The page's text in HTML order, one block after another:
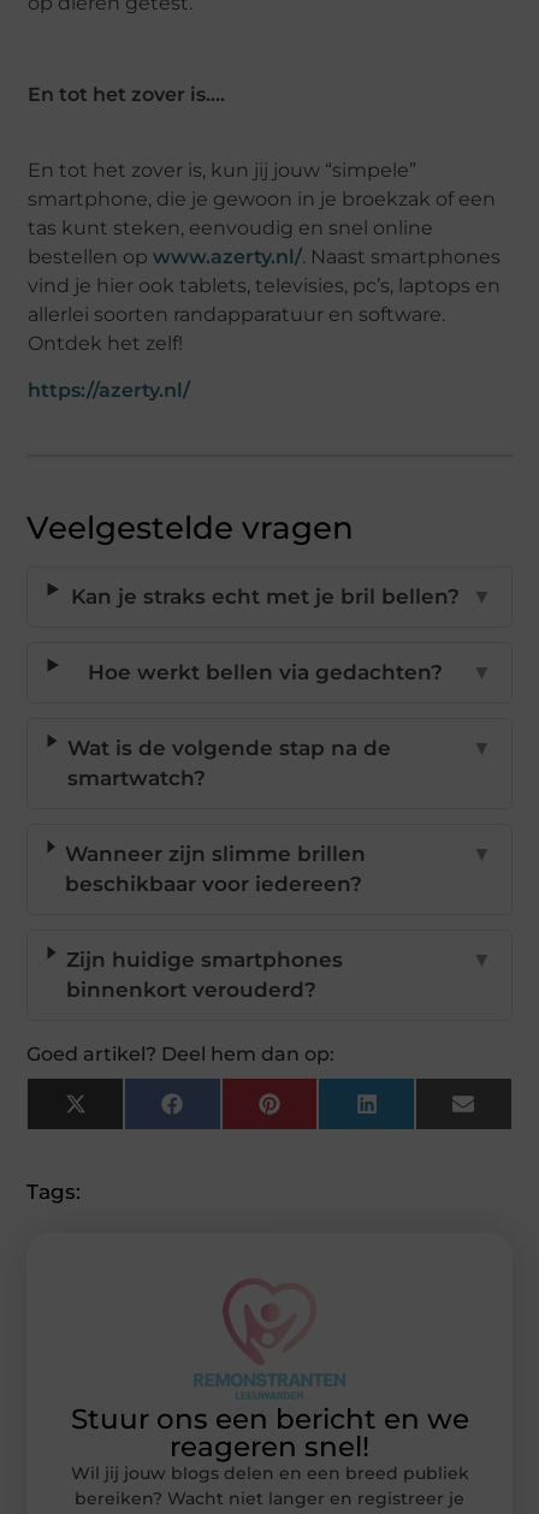
En tot het zover is….
En tot het zover is, kun jij jouw “simpele”
smartphone, die je gewoon in je broekzak of een
tas kunt steken, eenvoudig en snel online
bestellen opwww.azerty.nl/. Naast smartphones
vind je hier ook tablets, televisies, pc’s, laptops en
allerlei soorten randapparatuur en software.
Ontdek het zelf!
https://azerty.nl/
Veelgestelde vragen
Kan je straks echt met je bril bellen? ▼
Hoe werkt bellen via gedachten? ▼
Wat is de volgende stap na de
smartwatch?
▼
Wanneer zijn slimme brillen
beschikbaar voor iedereen?
▼
Zijn huidige smartphones
binnenkort verouderd?
▼
Goed artikel? Deel hem dan op:
X
(Twitter)
FacebookPinterestLinkedInEmail
Tags:
Stuur ons een bericht en we
reageren snel!
Wil jij jouw blogs delen en een breed publiek
bereiken? Wacht niet langer en registreer je